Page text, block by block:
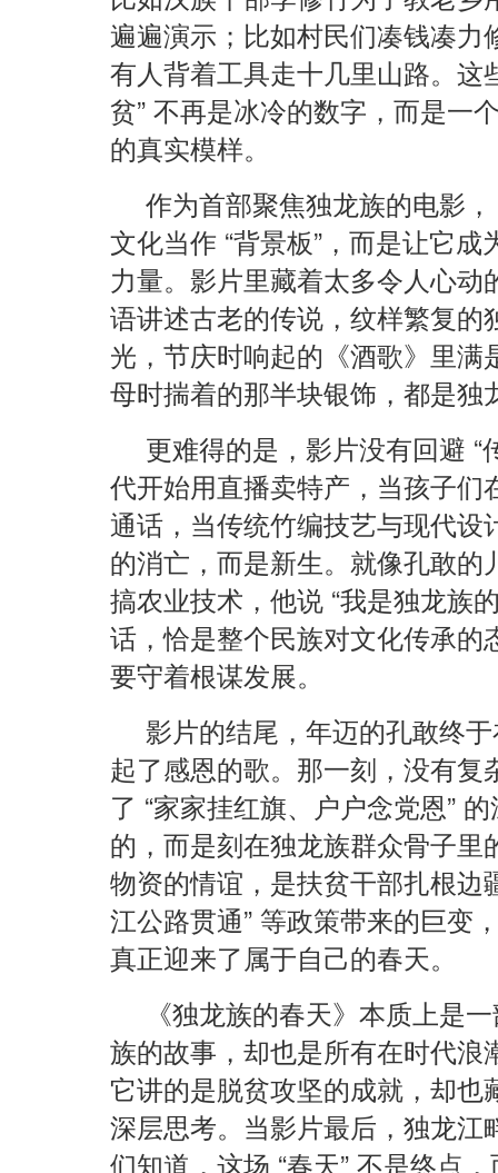
遍遍演示；比如村民们凑钱凑
有人背着工具走十几里山路。这
贫” 不再是冰冷的数字，而是一
的真实模样。
作为首部聚焦独龙族的电影
文化当作 “背景板”，而是让它
力量。影片里藏着太多令人心
语讲述古老的传说，纹样繁复的
光，节庆时响起的《酒歌》里
母时揣着的那半块银饰，都是独
更难得的是，影片没有回避
代开始用直播卖特产，当孩子
通话，当传统竹编技艺与现代
的消亡，而是新生。就像孔敢
搞农业技术，他说 “我是独龙
话，恰是整个民族对文化传承
要守着根谋发展。
影片的结尾，年迈的孔敢终
起了感恩的歌。那一刻，没有
了 “家家挂红旗、户户念党恩”
的，而是刻在独龙族群众骨子
物资的情谊，是扶贫干部扎根边
江公路贯通” 等政策带来的巨变
真正迎来了属于自己的春天。
《独龙族的春天》本质上是
族的故事，却也是所有在时代
它讲的是脱贫攻坚的成就，却
深层思考。当影片最后，独龙
们知道，这场 “春天” 不是终点